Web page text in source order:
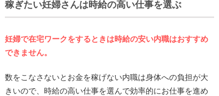
稼ぎたい妊婦さんは時給の高い仕事を選ぶ
妊婦で在宅ワークをするときは時給の安い内職はおすすめ
できません。
数をこなさないとお金を稼げない内職は身体への負担が大
きいので、時給の高い仕事を選んで効率的にお仕事を進め